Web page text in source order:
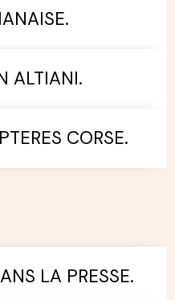
ALTIANI.
CORSE.
LA PRESSE.